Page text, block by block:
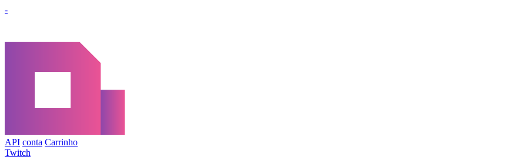
-
API conta Carrinho
Twitch